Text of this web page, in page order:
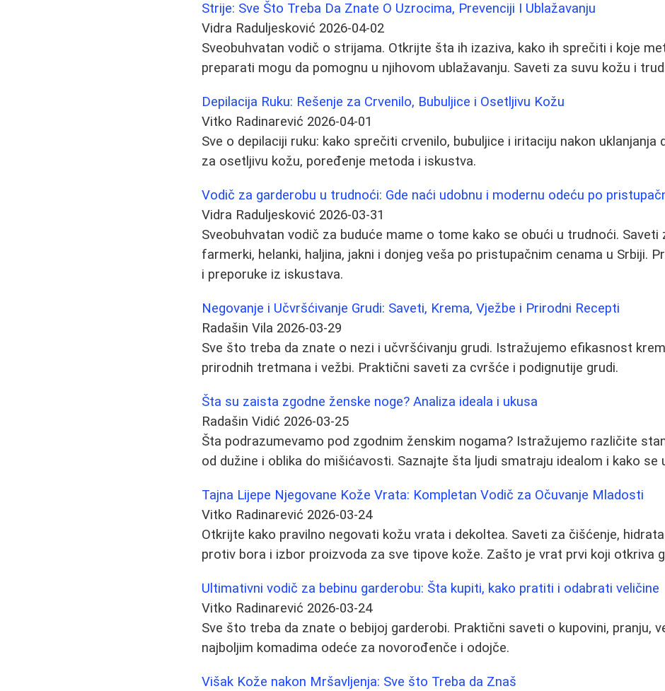
Strije: Sve Što Treba Da Znate O Uzrocima, Prevenciji I Ublažavanju
Vidra Raduljesković 2026-04-02
Sveobuhvatan vodič o strijama. Otkrijte šta ih izaziva, kako ih sprečiti i koje
preparati mogu da pomognu u njihovom ublažavanju. Saveti za suvu kožu i
Depilacija Ruku: Rešenje za Crvenilo, Bubuljice i Osetljivu Kožu
Vitko Radinarević 2026-04-01
Sve o depilaciji ruku: kako sprečiti crvenilo, bubuljice i iritaciju nakon uklanjanja
za osetljivu kožu, poređenje metoda i iskustva.
Vodič za garderobu u trudnoći: Gde naći udobnu i modernu odeću po
Vidra Raduljesković 2026-03-31
Sveobuhvatan vodič za buduće mame o tome kako se obući u trudnoći. Saveti
farmerki, helanki, haljina, jakni i donjeg veša po pristupačnim cenama u Srbiji.
i preporuke iz iskustava.
Negovanje i Učvršćivanje Grudi: Saveti, Krema, Vježbe i Prirodni Recepti
Radašin Vila 2026-03-29
Sve što treba da znate o nezi i učvršćivanju grudi. Istražujemo efikasnost
prirodnih tretmana i vežbi. Praktični saveti za cvršće i podignutije grudi.
Šta su zaista zgodne ženske noge? Analiza ideala i ukusa
Radašin Vidić 2026-03-25
Šta podrazumevamo pod zgodnim ženskim nogama? Istražujemo različite
od dužine i oblika do mišićavosti. Saznajte šta ljudi smatraju idealom i kako se
Tajna Lijepe Njegovane Kože Vrata: Kompletan Vodič za Očuvanje Mladosti
Vitko Radinarević 2026-03-24
Otkrijte kako pravilno negovati kožu vrata i dekoltea. Saveti za čišćenje,
protiv bora i izbor proizvoda za sve tipove kože. Zašto je vrat prvi koji otkriva
Ultimativni vodič za bebinu garderobu: Šta kupiti, kako pratiti i odabrati veličine
Vitko Radinarević 2026-03-24
Sve što treba da znate o bebijoj garderobi. Praktični saveti o kupovini, pranju,
najboljim komadima odeće za novorođenče i odojče.
Višak Kože nakon Mršavljenja: Sve što Treba da Znaš